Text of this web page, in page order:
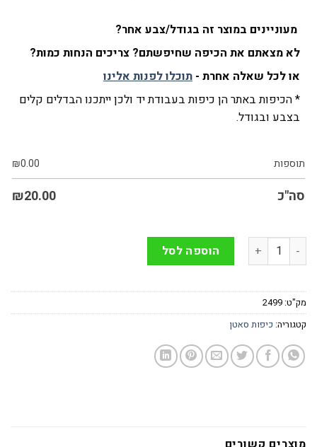
מעוניינים במוצר זה בגודל/צבע אחר?
לא מצאתם את הכיפה שחיפשתם? צריכים הנחות כמות?
או לכל שאלה אחרת - תוכלו לפנות אלינו
* הכיפות באתר הן כיפות בעבודת יד ולכן ייתכנו הבדלים קלים
בצבע ובגודל.
תוספות ₪0.00
סה"כ ₪20.00
כמות של כיפה סאטן בצבע לבן עם מגן דוד בצבע זהב
הוספה לסל
מק"ט: 2499
קטגוריה: כיפות סאטן